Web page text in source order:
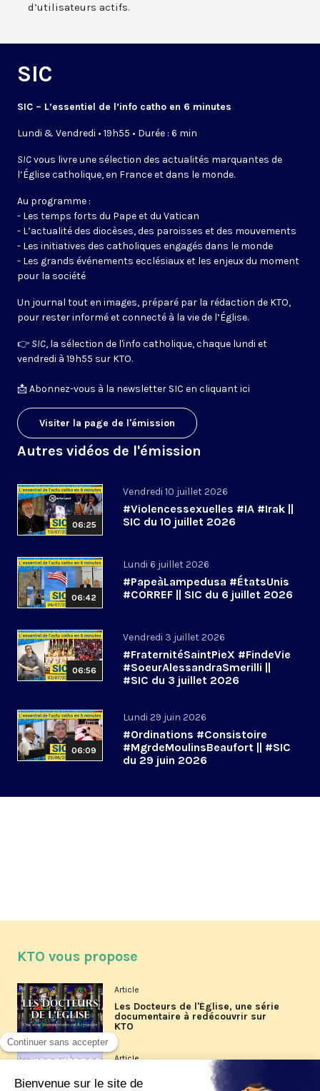
d’utilisateurs actifs.
SIC
SIC – L’essentiel de l’info catho en 6 minutes
Lundi & Vendredi • 19h55 • Durée : 6 min
SICvous livre une sélection des actualités marquantes de
l’Église catholique, en France et dans le monde.
Au programme :
- Les temps forts du Pape et du Vatican
- L’actualité des diocèses, des paroisses et des mouvements
- Les initiatives des catholiques engagés dans le monde
- Les grands événements ecclésiaux et les enjeux du moment
pour la société
Un journal tout en images, préparé par la rédaction de KTO,
pour rester informé et connecté à la vie de l’Église.
👉 SIC, la sélection de l'info catholique, chaque lundi et
vendredi à 19h55 sur KTO.
📩Abonnez-vous à la newsletter SIC en cliquant ici
Visiter la page de l'émission
Autres vidéos de l'émission
06:25
Vendredi 10 juillet 2026
#Violencessexuelles #IA #Irak ||
SIC du 10 juillet 2026
06:42
Lundi 6 juillet 2026
#PapeàLampedusa #ÉtatsUnis
#CORREF || SIC du 6 juillet 2026
06:56
Vendredi 3 juillet 2026
#FraternitéSaintPieX #FindeVie
#SoeurAlessandraSmerilli ||
#SIC du 3 juillet 2026
06:09
Lundi 29 juin 2026
#Ordinations #Consistoire
#MgrdeMoulinsBeaufort || #SIC
du 29 juin 2026
KTO vous propose
Article
Les Docteurs de l'Église, une série
documentaire à redécouvrir sur
KTO
Article
Les reportages d'été 2026 de KTO